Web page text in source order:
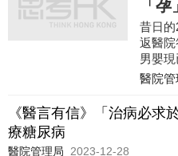
「
昔日
返醫
男嬰
留影
醫院管
《醫言有信》「治病必求
療糖尿病
醫院管理局 2023-12-28